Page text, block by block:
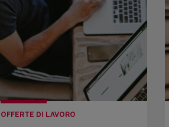
OFFERTE DI LAVORO